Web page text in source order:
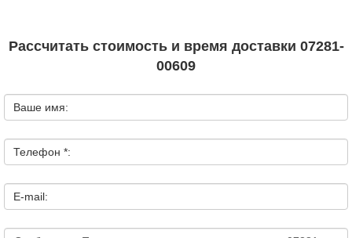
Рассчитать стоимость и время доставки 07281-
00609
Ваше имя:
Телефон *:
E-mail: